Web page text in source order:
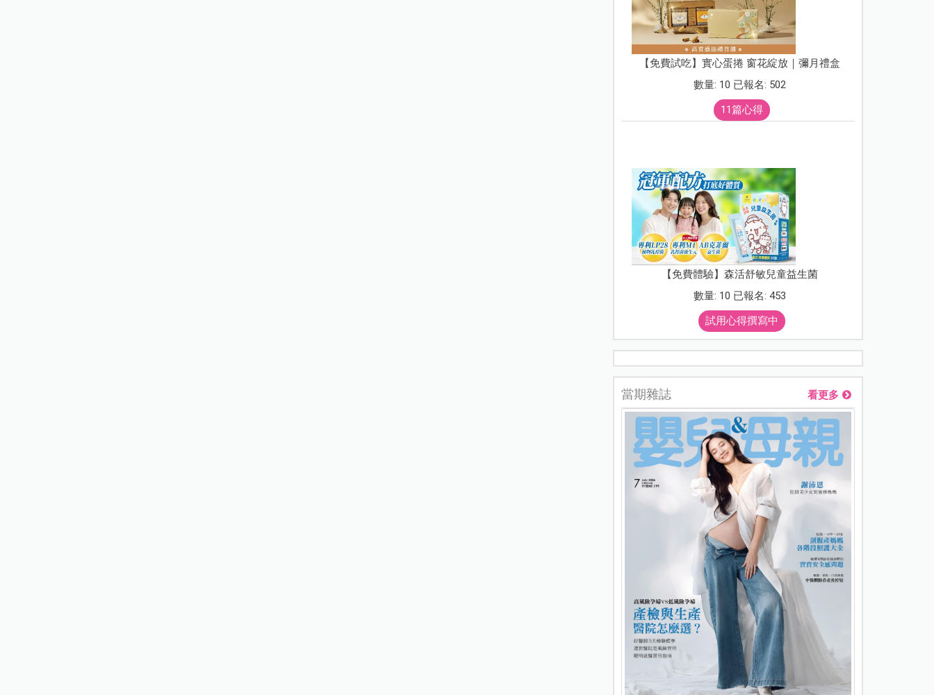
【免費試吃】實心蛋捲 窗花綻放｜彌月禮盒
數量: 10 已報名: 502
11篇心得
【免費體驗】森活舒敏兒童益生菌
數量: 10 已報名: 453
試用心得撰寫中
當期雜誌 看更多